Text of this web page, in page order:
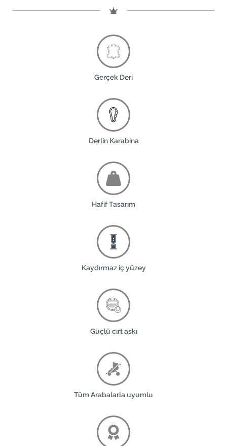
Gerçek Deri
Derlin Karabina
Hafif Tasarım
Kaydırmaz iç yüzey
Güçlü cırt askı
Tüm Arabalarla uyumlu